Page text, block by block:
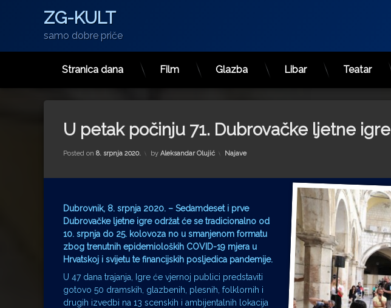
Preskoči
ZG-KULT
samo dobre priče
Stranica dana Film Glazba Libar Teatar
U petak počinju 71. Dubrovačke ljetne igre
Posted on 8. srpnja 2020. by Aleksandar Olujić Kategorije:
Najave
Dubrovnik, 8. srpnja 2020. – Sedamdeset i prve
Dubrovačke ljetne igre održat će se tradicionalno od
10. srpnja do 25. kolovoza no u smanjenom formatu
zbog trenutnih epidemioloških COVID-19 mjera u
Hrvatskoj i svijetu te financijskih posljedica pandemije.
U 47 dana trajanja, Igre će vjernoj publici predstaviti
gotovo 50 dramskih, glazbenih, plesnih, folklornih i
drugih izvedbi na 13 scenskih i ambijentalnih lokacija